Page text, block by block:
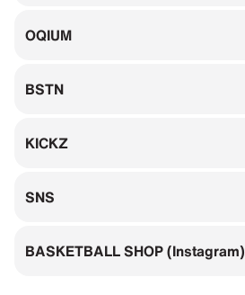
OQIUM
BSTN
KICKZ
SNS
BASKETBALL SHOP (Instagram)